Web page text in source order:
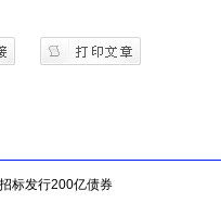
标发行200亿债券